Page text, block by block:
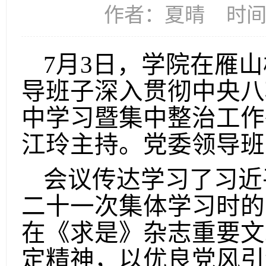
作者：夏晴 时
7月3日，学院在雁
导班子深入贯彻中央
中学习暨集中整治工
江玲主持。党委领导
会议传达学习了习
二十一次集体学习时
在《求是》杂志重要
定精神，以优良党风